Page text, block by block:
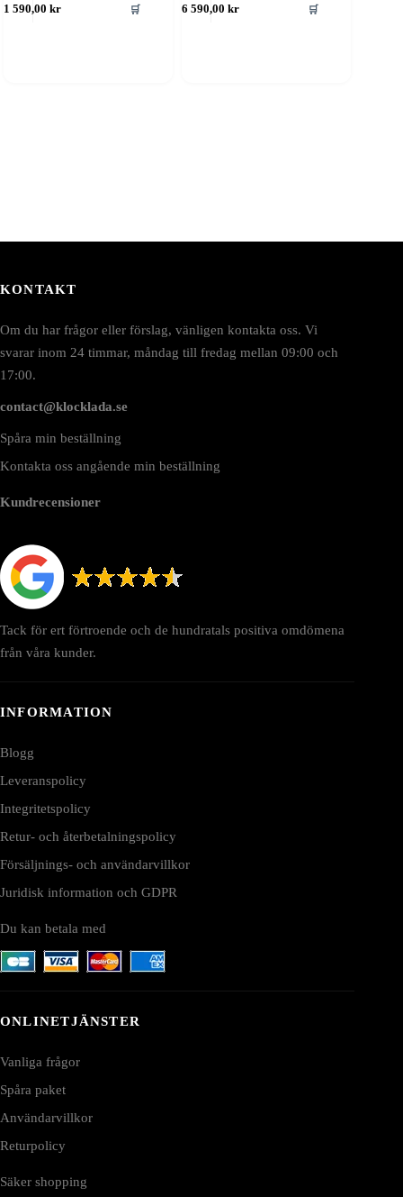
1 590,00kr 🛒 6 590,00kr 🛒
KONTAKT
Om du har frågor eller förslag, vänligen kontakta oss. Vi
svarar inom 24 timmar, måndag till fredag mellan 09:00 och
17:00.
contact@klocklada.se
Spåra min beställning
Kontakta oss angående min beställning
Kundrecensioner
Tack för ert förtroende och de hundratals positiva omdömena
från våra kunder.
INFORMATION
Blogg
Leveranspolicy
Integritetspolicy
Retur- och återbetalningspolicy
Försäljnings- och användarvillkor
Juridisk information och GDPR
Du kan betala med
ONLINETJÄNSTER
Vanliga frågor
Spåra paket
Användarvillkor
Returpolicy
Säker shopping